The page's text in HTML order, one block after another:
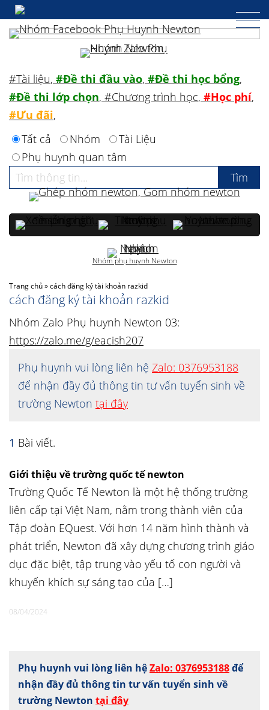
Trang chủ»cách đăng ký tài khoản razkid
cách đăng ký tài khoản razkid
Nhóm Zalo Phụ huynh Newton 03:
https://zalo.me/g/eacish207
Phụ huynh vui lòng liên hệ Zalo: 0376953188
để nhận đầy đủ thông tin tư vấn tuyển sinh về
trường Newton tại đây
1 Bài viết.
Giới thiệu về trường quốc tế newton
Trường Quốc Tế Newton là một hệ thống trường
liên cấp tại Việt Nam, nằm trong thành viên của
Tập đoàn EQuest. Với hơn 14 năm hình thành và
phát triển, Newton đã xây dựng chương trình giáo
dục đặc biệt, tập trung vào yếu tố con người và
khuyến khích sự sáng tạo của […]
08/04/2024
Phụ huynh vui lòng liên hệZalo: 0376953188để
nhận đầy đủ thông tin tư vấn tuyển sinh về
trường Newton tại đây
#Tài liệu, #Đề thi đầu vào, #Đề thi học bổng,
#Đề thi lớp chọn, #Chương trình học, #Học phí,
#Ưu đãi,
Tất cả
Nhóm
Tài Liệu
Phụ huynh quan tâm
Nhóm phụ huynh Newton